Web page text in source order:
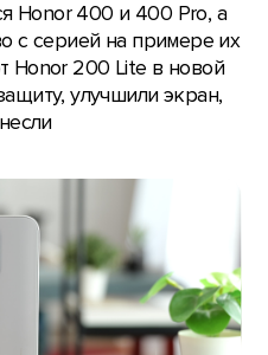
Honor 400 и 400 Pro, а
с серией на примере их
Honor 200 Lite в новой
улучшили экран,